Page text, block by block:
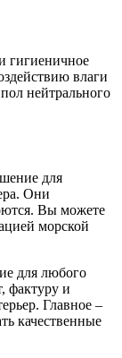
гигиеничное
влаги
нейтрального
для
Они
Вы можете
морской
для любого
фактуру и
Главное –
качественные